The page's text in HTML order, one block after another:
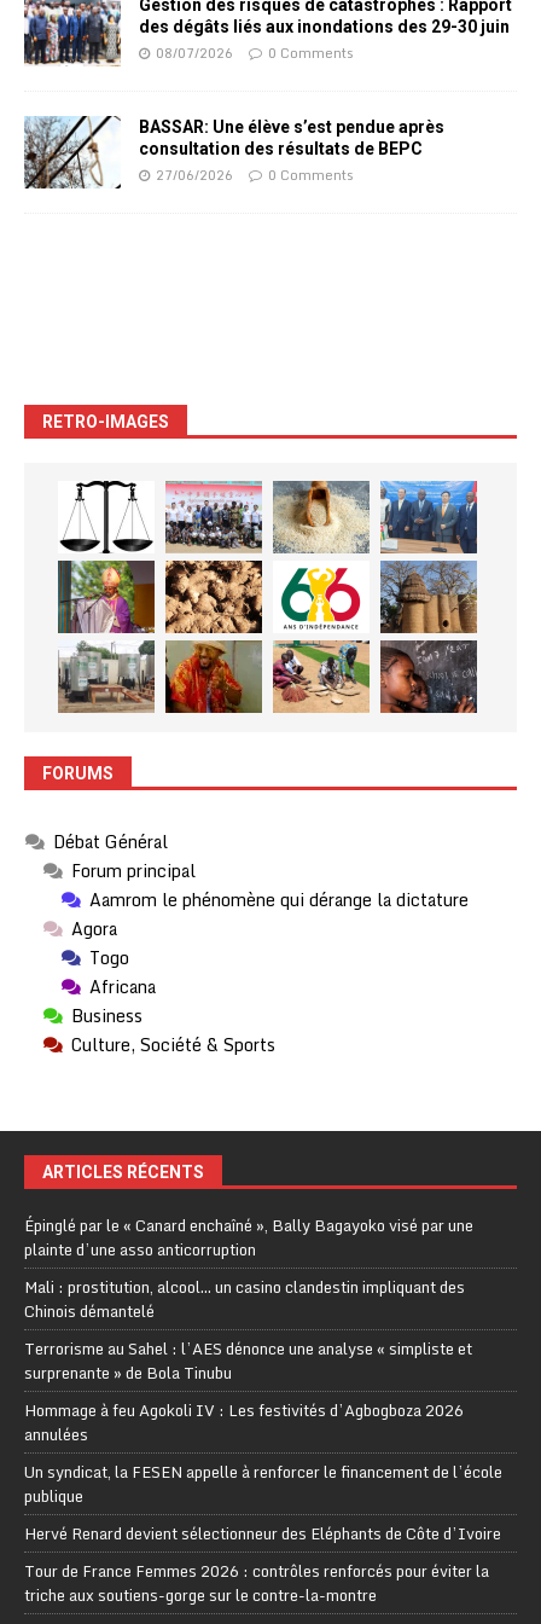
Gestion des risques de catastrophes : Rapport
des dégâts liés aux inondations des 29-30 juin
08/07/2026 0 Comments
BASSAR: Une élève s’est pendue après
consultation des résultats de BEPC
27/06/2026 0 Comments
RETRO-IMAGES
FORUMS
Débat Général
Forum principal
Aamrom le phénomène qui dérange la dictature
Agora
Togo
Africana
Business
Culture, Société & Sports
ARTICLES RÉCENTS
Épinglé par le « Canard enchaîné », Bally Bagayoko visé par une
plainte d’une asso anticorruption
Mali : prostitution, alcool… un casino clandestin impliquant des
Chinois démantelé
Terrorisme au Sahel : l’AES dénonce une analyse « simpliste et
surprenante » de Bola Tinubu
Hommage à feu Agokoli IV : Les festivités d’Agbogboza 2026
annulées
Un syndicat, la FESEN appelle à renforcer le financement de l’école
publique
Hervé Renard devient sélectionneur des Eléphants de Côte d’Ivoire
Tour de France Femmes 2026 : contrôles renforcés pour éviter la
triche aux soutiens-gorge sur le contre-la-montre